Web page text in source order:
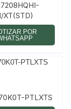
XT(STD)
POR
PTLXTS